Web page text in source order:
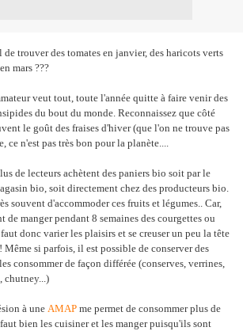
trouver des tomates en janvier, des haricots verts
mars ???
veut tout, toute l'année quitte à faire venir des
du bout du monde. Reconnaissez que côté
le goût des fraises d'hiver (que l'on ne trouve pas
ce n'est pas très bon pour la planète....
de lecteurs achètent des paniers bio soit par le
bio, soit directement chez des producteurs bio.
souvent d'accommoder ces fruits et légumes.. Car,
de manger pendant 8 semaines des courgettes ou
donc varier les plaisirs et se creuser un peu la tête
si parfois, il est possible de conserver des
consommer de façon différée (conserves, verrines,
chutney...)
à une AMAP me permet de consommer plus de
bien les cuisiner et les manger puisqu'ils sont